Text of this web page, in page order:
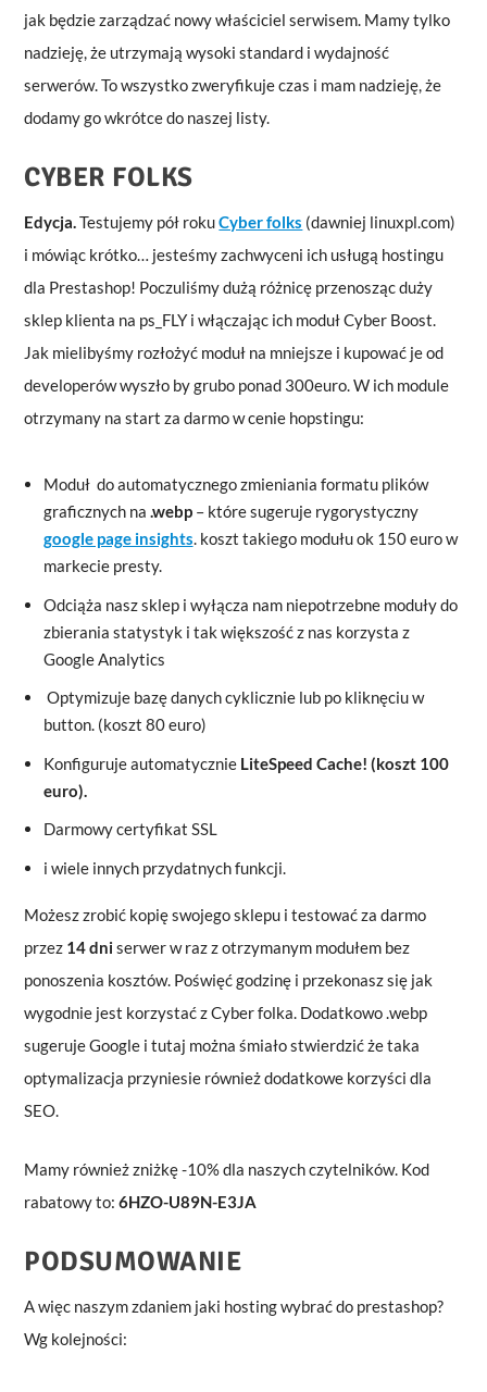
jak będzie zarządzać nowy właściciel serwisem. Mamy tylko
nadzieję, że utrzymają wysoki standard i wydajność
serwerów. To wszystko zweryfikuje czas i mam nadzieję, że
dodamy go wkrótce do naszej listy.
CYBER FOLKS
Edycja.Testujemy pół rokuCyber folks (dawniej linuxpl.com)
i mówiąc krótko… jesteśmy zachwyceni ich usługą hostingu
dla Prestashop! Poczuliśmy dużą różnicę przenosząc duży
sklep klienta na ps_FLY i włączając ich moduł Cyber Boost.
Jak mielibyśmy rozłożyć moduł na mniejsze i kupować je od
developerów wyszło by grubo ponad 300euro. W ich module
otrzymany na start za darmo w cenie hopstingu:
Moduł do automatycznego zmieniania formatu plików
graficznych na .webp– które sugeruje rygorystyczny
google page insights. koszt takiego modułu ok 150 euro w
markecie presty.
Odciąża nasz sklep i wyłącza nam niepotrzebne moduły do
zbierania statystyk i tak większość z nas korzysta z
Google Analytics
Optymizuje bazę danych cyklicznie lub po kliknęciu w
button. (koszt 80 euro)
Konfiguruje automatycznie LiteSpeed Cache! (koszt 100
euro).
Darmowy certyfikat SSL
i wiele innych przydatnych funkcji.
Możesz zrobić kopię swojego sklepu i testować za darmo
przez 14 dniserwer w raz z otrzymanym modułem bez
ponoszenia kosztów. Poświęć godzinę i przekonasz się jak
wygodnie jest korzystać z Cyber folka. Dodatkowo .webp
sugeruje Google i tutaj można śmiało stwierdzić że taka
optymalizacja przyniesie również dodatkowe korzyści dla
SEO.
Mamy również zniżkę -10% dla naszych czytelników. Kod
rabatowy to:6HZO-U89N-E3JA
PODSUMOWANIE
A więc naszym zdaniem jaki hosting wybrać do prestashop?
Wg kolejności: